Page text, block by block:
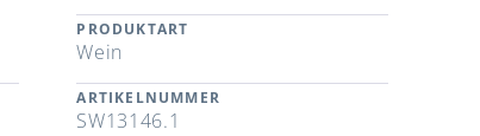
PRODUKTART
Wein
ARTIKELNUMMER
SW13146.1